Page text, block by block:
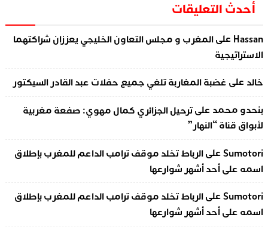
أحدث التعليقات
Hassan علىالمغرب و مجلس التعاون الخليجي يعززان شراكتهما
الاستراتيجية
خالد على غضبة المغاربة تلغي جميع حفلات عبد القادر السيكتور
بنحدو محمد علىترحيل الجزائري كمال مهوي: صفعة مغربية
لأبواق قناة “النهار”
Sumotoriعلىالرباط تخلد موقف ترامب الداعم للمغرب بإطلاق
اسمه على أحد أشهر شوارعها
Sumotoriعلىالرباط تخلد موقف ترامب الداعم للمغرب بإطلاق
اسمه على أحد أشهر شوارعها